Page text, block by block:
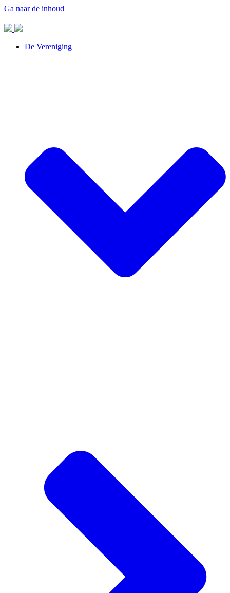
Ga naar de inhoud
De Vereniging